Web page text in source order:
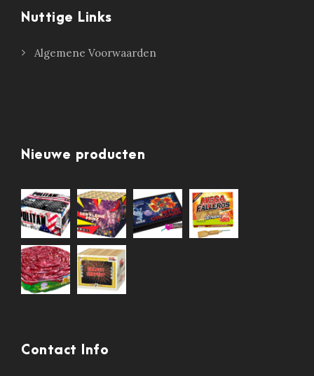
Nuttige Links
Algemene Voorwaarden
Nieuwe producten
Contact Info